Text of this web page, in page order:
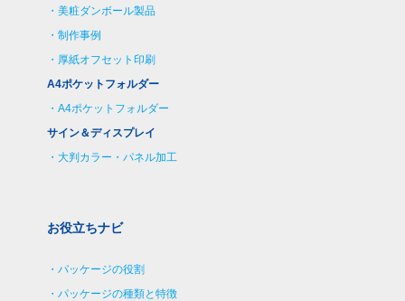
美粧ダンボール製品
制作事例
厚紙オフセット印刷
A4ポケットフォルダー
A4ポケットフォルダー
サイン＆ディスプレイ
大判カラー・パネル加工
お役立ちナビ
パッケージの役割
パッケージの種類と特徴